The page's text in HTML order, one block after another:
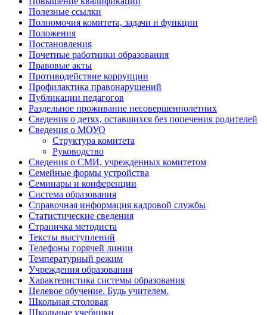
Полезные ссылки
Полномочия комитета, задачи и функции
Положения
Постановления
Почетные работники образования
Правовые акты
Противодействие коррупции
Профилактика правонарушений
Публикации педагогов
Раздельное проживание несовершеннолетних
Сведения о детях, оставшихся без попечения родителей
Сведения о МОУО
Структура комитета
Руководство
Сведения о СМИ, учрежденных комитетом
Семейные формы устройства
Семинары и конференции
Система образования
Справочная информация кадровой службы
Статистические сведения
Страничка методиста
Тексты выступлений
Телефоны горячей линии
Температурный режим
Учреждения образования
Характеристика системы образования
Целевое обучение. Будь учителем.
Школьная столовая
Школьные учебники